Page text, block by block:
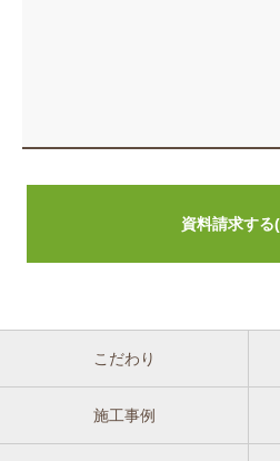
こだわり
施工事例